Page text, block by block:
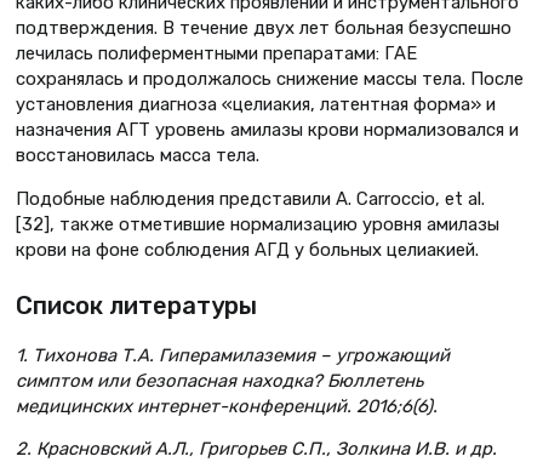
подтверждения. В течение двух лет больная безуспешно
лечилась полиферментными препаратами: ГАЕ
сохранялась и продолжалось снижение массы тела. После
установления диагноза «целиакия, латентная форма» и
назначения АГТ уровень амилазы крови нормализовался и
восстановилась масса тела.
Подобные наблюдения представили А. Carroccio, et al.
[32], также отметившие нормализацию уровня амилазы
крови на фоне соблюдения АГД у больных целиакией.
Список литературы
1. Тихонова Т.А. Гиперамилаземия – угрожающий
симптом или безопасная находка? Бюллетень
медицинских интернет-конференций. 2016;6(6).
2. Красновский А.Л., Григорьев С.П., Золкина И.В. и др.